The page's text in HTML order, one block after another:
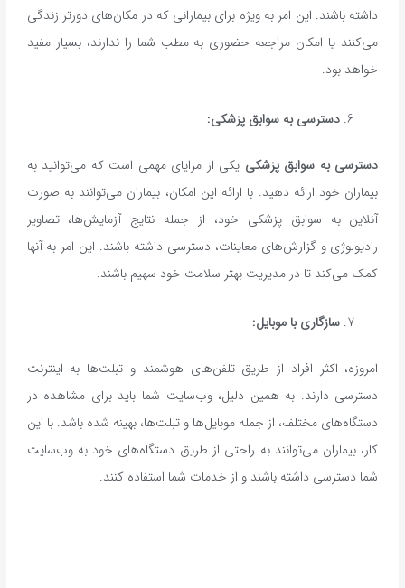
داشته باشند. این امر به ویژه برای بیمارانی که در مکان‌های دورتر زندگی
می‌کنند یا امکان مراجعه حضوری به مطب شما را ندارند، بسیار مفید
خواهد بود.
دسترسی به سوابق پزشکی:
دسترسی به سوابق پزشکی یکی از مزایای مهمی است که می‌توانید به
بیماران خود ارائه دهید. با ارائه این امکان، بیماران می‌توانند به صورت
آنلاین به سوابق پزشکی خود، از جمله نتایج آزمایش‌ها، تصاویر
رادیولوژی و گزارش‌های معاینات، دسترسی داشته باشند. این امر به آنها
کمک می‌کند تا در مدیریت بهتر سلامت خود سهیم باشند.
سازگاری با موبایل:
امروزه، اکثر افراد از طریق تلفن‌های هوشمند و تبلت‌ها به اینترنت
دسترسی دارند. به همین دلیل، وب‌سایت شما باید برای مشاهده در
دستگاه‌های مختلف، از جمله موبایل‌ها و تبلت‌ها، بهینه شده باشد. با این
کار، بیماران می‌توانند به راحتی از طریق دستگاه‌های خود به وب‌سایت
شما دسترسی داشته باشند و از خدمات شما استفاده کنند.